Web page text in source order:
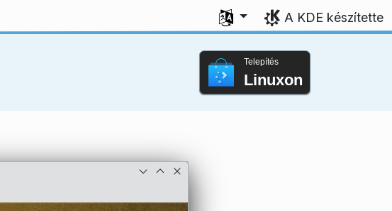
Válasszon nyelvet
A KDE készítette
Telepítés
Linuxon